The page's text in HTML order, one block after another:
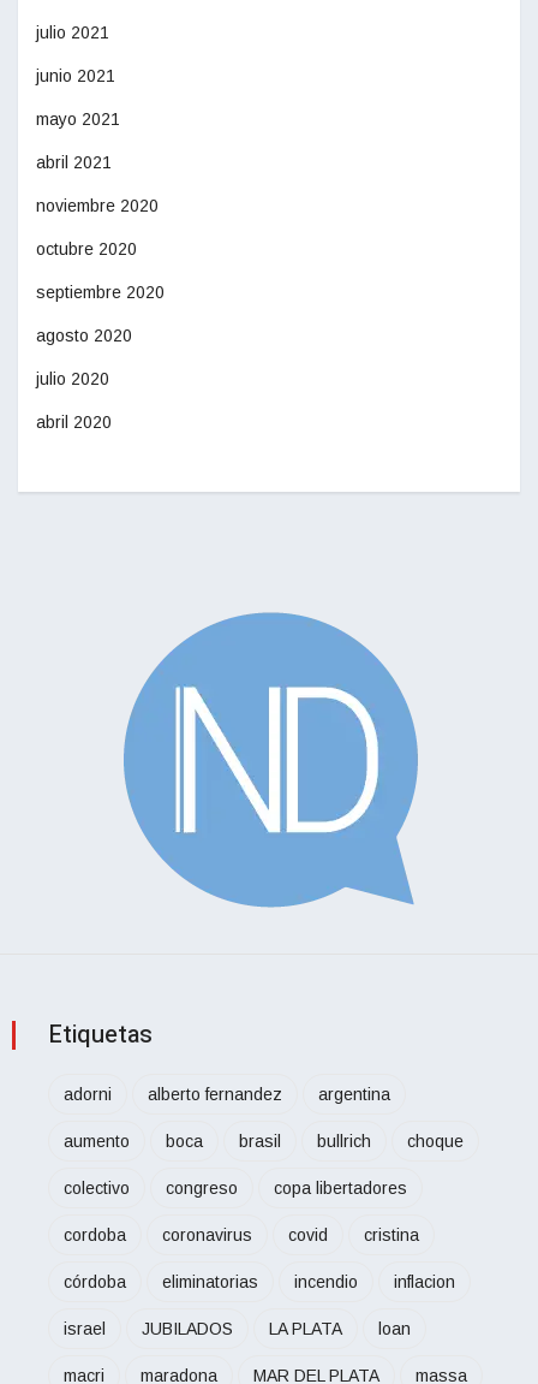
julio 2021
junio 2021
mayo 2021
abril 2021
noviembre 2020
octubre 2020
septiembre 2020
agosto 2020
julio 2020
abril 2020
Etiquetas
adorni alberto fernandez argentina
aumento boca brasil bullrich choque
colectivo congreso copa libertadores
cordoba coronavirus covid cristina
córdoba eliminatorias incendio inflacion
israel JUBILADOS LA PLATA loan
macri maradona MAR DEL PLATA massa